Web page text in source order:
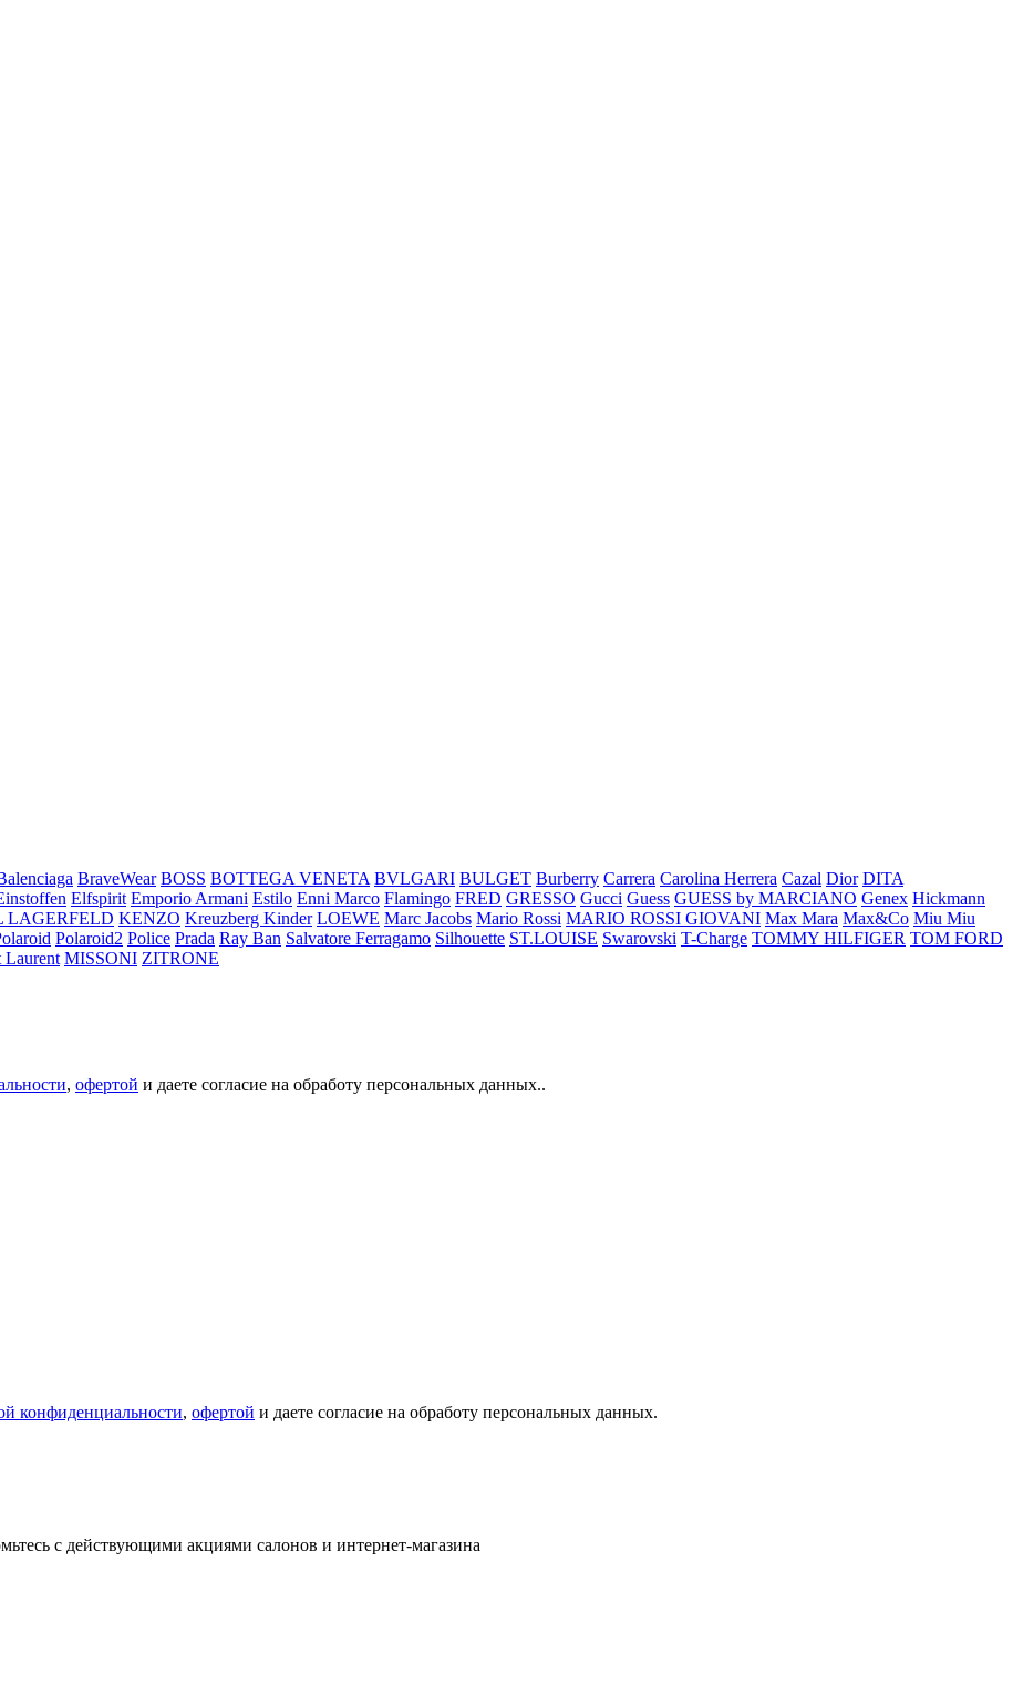
BraveWear BOSS BOTTEGA VENETA BVLGARI BULGET Burberry Carrera Carolina Herrera Cazal Dior DITA
Elfspirit Emporio Armani Estilo Enni Marco Flamingo FRED GRESSO Gucci Guess GUESS by MARCIANO Genex Hickmann
LAGERFELD KENZO Kreuzberg Kinder LOEWE Marc Jacobs Mario Rossi MARIO ROSSI GIOVANI Max Mara Max&Co Miu Miu
Polaroid2 Police Prada Ray Ban Salvatore Ferragamo Silhouette ST.LOUISE Swarovski T-Charge TOMMY HILFIGER TOM FORD
Laurent MISSONI ZITRONE
, офертой и даете согласие на обработу персональных данных..
конфиденциальности, офертой и даете согласие на обработу персональных данных.
с действующими акциями салонов и интернет-магазина